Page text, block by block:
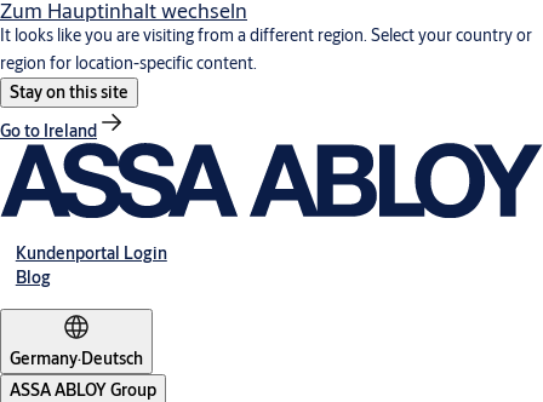
Zum Hauptinhalt wechseln
It looks like you are visiting from a different region. Select your country or
region for location-specific content.
Stay on this site
Go to Ireland
Kundenportal Login
Blog
Germany·Deutsch
ASSA ABLOY Group